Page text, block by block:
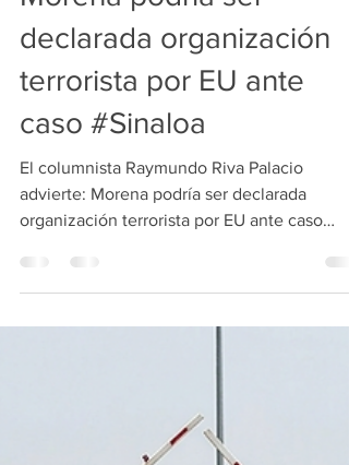
El columnista Raymundo
Riva Palacio advierte:
Morena podría ser
declarada organización
terrorista por EU ante
caso #Sinaloa
organización terrorista por EU ante caso